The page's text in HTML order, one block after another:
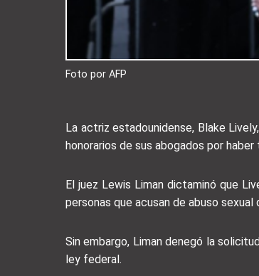
Foto por AFP
La actriz estadounidense, Blake
honorarios de sus abogados por
El juez Lewis Liman dictaminó que
personas que acusan de abuso
Sin embargo, Liman denegó la
ley federal.